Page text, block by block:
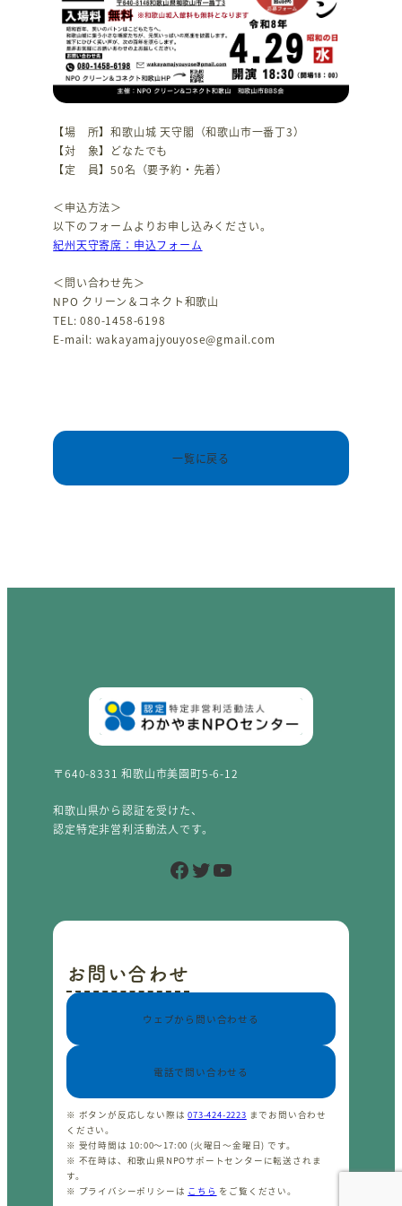
【場 所】和歌山城 天守閣（和歌山市一番丁3）
【対 象】どなたでも
【定 員】50名（要予約・先着）
＜申込方法＞
以下のフォームよりお申し込みください。
紀州天守寄席：申込フォーム
＜問い合わせ先＞
NPO クリーン＆コネクト和歌山
TEL: 080-1458-6198
E-mail: wakayamajyouyose@gmail.com
一覧に戻る
〒640-8331 和歌山市美園町5-6-12
和歌山県から認証を受けた、
認定特定非営利活動法人です。
Facebook Twitter YouTube
お問い合わせ
ウェブから問い合わせる
電話で問い合わせる
※ ボタンが反応しない際は073-424-2223 までお問い合わせ
ください。
※ 受付時間は 10:00〜17:00 (火曜日〜金曜日) です。
※ 不在時は、和歌山県NPOサポートセンターに転送されま
す。
※ プライバシーポリシーは こちら をご覧ください。